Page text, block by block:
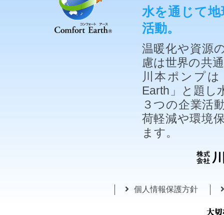
水を通じて
活動。
温暖化や資源
慮は世界の共
川本ポンプ
Earth」と題し
３つの企業活
荷軽減や環境
ます。
個人情報保護方針